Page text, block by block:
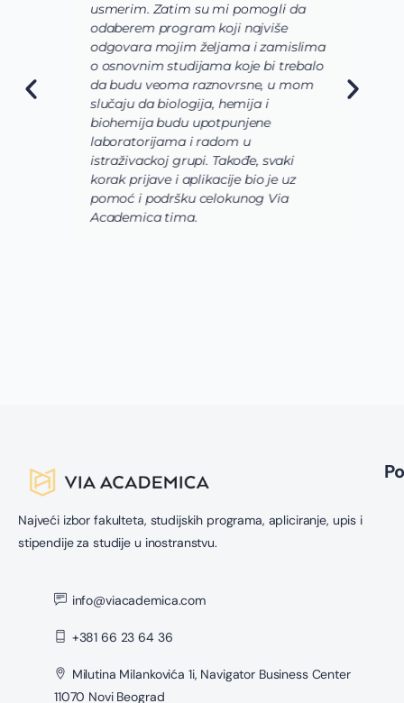
usmerim. Zatim su mi pomogli da
odaberem program koji najviše
odgovara mojim željama i zamislima
o osnovnim studijama koje bi trebalo
da budu veoma raznovrsne, u mom
slučaju da biologija, hemija i
biohemija budu upotpunjene
laboratorijama i radom u
istraživackoj grupi. Takođe, svaki
korak prijave i aplikacije bio je uz
pomoć i podršku celokunog Via
Academica tima.
Najveći izbor fakulteta, studijskih programa, apliciranje, upis i
stipendije za studije u inostranstvu.
info@viacademica.com
+381 66 23 64 36
Milutina Milankovića 1i, Navigator Business Center
11070 Novi Beograd